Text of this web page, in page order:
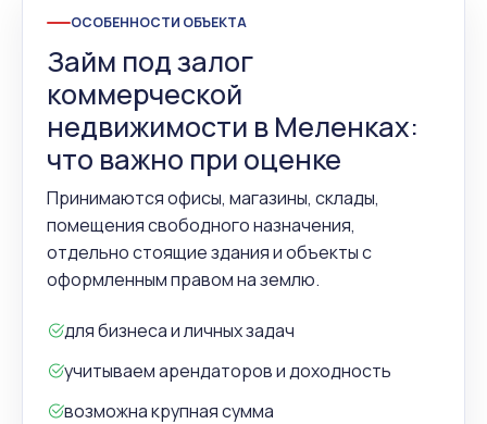
ОСОБЕННОСТИ ОБЪЕКТА
Займ под залог
коммерческой
недвижимости в Меленках:
что важно при оценке
Принимаются офисы, магазины, склады,
помещения свободного назначения,
отдельно стоящие здания и объекты с
оформленным правом на землю.
для бизнеса и личных задач
учитываем арендаторов и доходность
возможна крупная сумма